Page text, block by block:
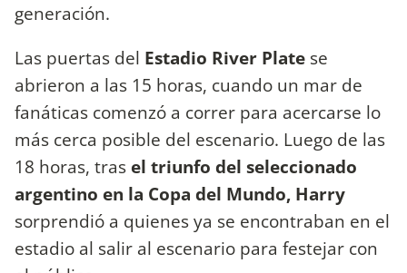
generación.
Las puertas del Estadio River Plate se
abrieron a las 15 horas, cuando un mar de
fanáticas comenzó a correr para acercarse lo
más cerca posible del escenario. Luego de las
18 horas, tras el triunfo del seleccionado
argentino en la Copa del Mundo, Harry
sorprendió a quienes ya se encontraban en el
estadio al salir al escenario para festejar con